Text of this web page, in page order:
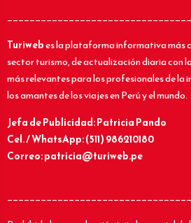
Turiwebes la plataforma informativa más
sector turismo, de actualización diaria con
más relevantes para los profesionales de la
los amantes de los viajes en Perú y el mundo.
Jefa de Publicidad: Patricia Pando
Cel. / WhatsApp: (511) 986210180
Correo: patricia@turiweb.pe